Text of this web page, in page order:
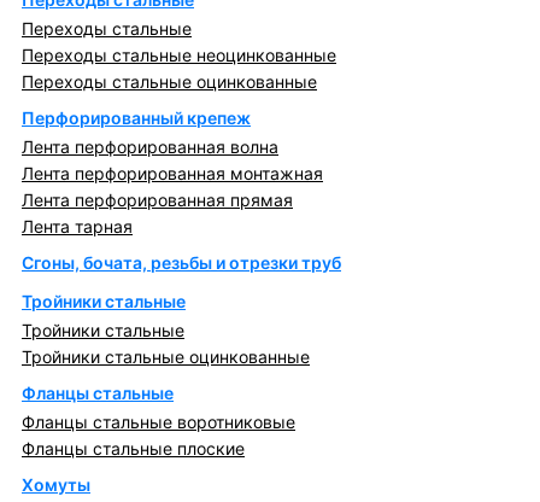
Переходы стальные
Переходы стальные неоцинкованные
Переходы стальные оцинкованные
Перфорированный крепеж
Лента перфорированная волна
Лента перфорированная монтажная
Лента перфорированная прямая
Лента тарная
Сгоны, бочата, резьбы и отрезки труб
Тройники стальные
Тройники стальные
Тройники стальные оцинкованные
Фланцы стальные
Фланцы стальные воротниковые
Фланцы стальные плоские
Хомуты